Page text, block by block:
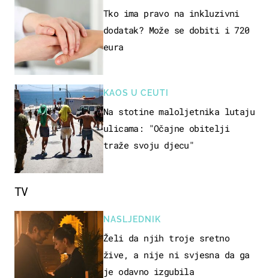
Tko ima pravo na inkluzivni
dodatak? Može se dobiti i 720
eura
KAOS U CEUTI
Na stotine maloljetnika lutaju
ulicama: "Očajne obitelji
traže svoju djecu"
TV
NASLJEDNIK
Želi da njih troje sretno
žive, a nije ni svjesna da ga
je odavno izgubila